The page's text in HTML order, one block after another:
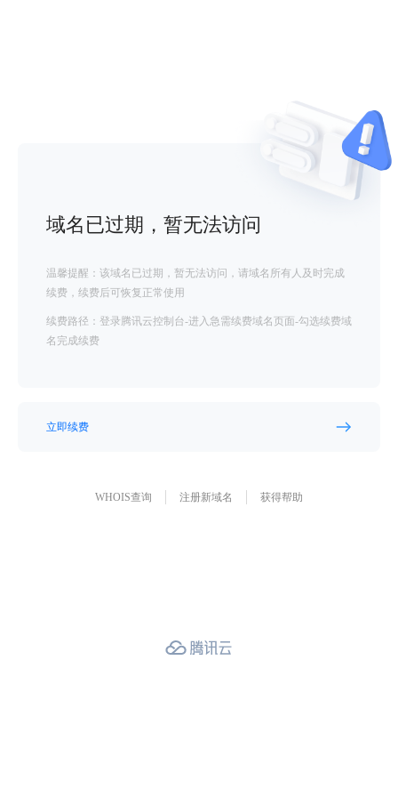
域名已过期，暂无法访问
温馨提醒：该域名已过期，暂无法访问，请域名所有人及时完成
续费，续费后可恢复正常使用
续费路径：登录腾讯云控制台-进入急需续费域名页面-勾选续费域
名完成续费
立即续费
WHOIS查询 注册新域名 获得帮助